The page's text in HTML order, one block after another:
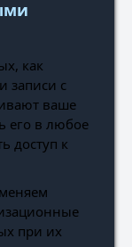
как
записи с
ваше
его в любое
доступ к
при их